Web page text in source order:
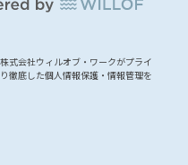
式会社ウィルオブ・ワークがプライ
徹底した個人情報保護・情報管理を